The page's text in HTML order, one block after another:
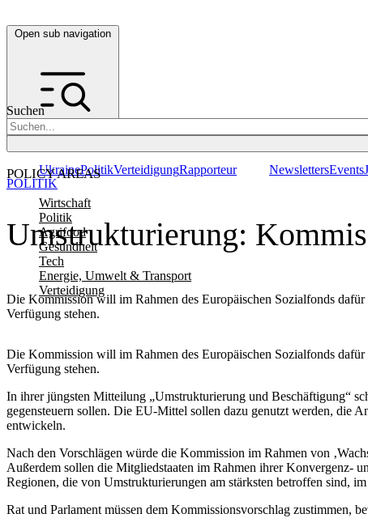
Open sub navigation
Suchen
POLICY AREAS
Wirtschaft
Politik
Agrifood
Gesundheit
Tech
Energie, Umwelt & Transport
Verteidigung
UkrainePolitikVerteidigungRapporteur NewslettersEvents
Umstrukturierung:
Die Kommission will im Rahmen des Europäischen Sozialfonds
Verfügung stehen.
POLITIK
Die Kommission will im Rahmen des Europäischen Sozialfonds
Verfügung stehen.
In ihrer jüngsten Mitteilung „Umstrukturierung und Beschäftigung“
gegensteuern sollen. Die EU-Mittel sollen dazu genutzt werden, die
entwickeln.
Nach den Vorschlägen würde die Kommission im Rahmen von
Außerdem sollen die Mitgliedstaaten im Rahmen ihrer Konvergenz-
Regionen, die von Umstrukturierungen am stärksten betroffen sind,
Rat und Parlament müssen dem Kommissionsvorschlag zustimmen,